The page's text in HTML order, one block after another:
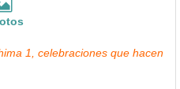
1, celebraciones que hacen